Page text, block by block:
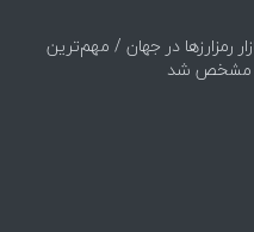
رمزارزها در جهان / مهم‌ترین
مشخص شد